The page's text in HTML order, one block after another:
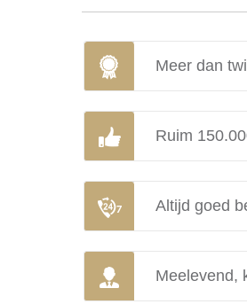
Meer dan
Ruim
Altijd goed
Meelevend,